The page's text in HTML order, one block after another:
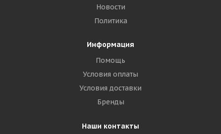
Новости
Политика
Информация
Помощь
Условия оплаты
Условия доставки
Бренды
Наши контакты